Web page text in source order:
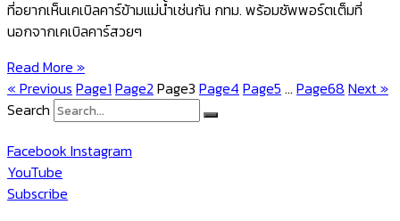
ที่อยากเห็นเคเบิลคาร์ข้ามแม่น้ำเช่นกัน กทม. พร้อมซัพพอร์ตเต็มที่
นอกจากเคเบิลคาร์สวยๆ
Read More »
« Previous Page1 Page2 Page3 Page4 Page5 … Page68 Next »
Search
Facebook Instagram
YouTube
Subscribe